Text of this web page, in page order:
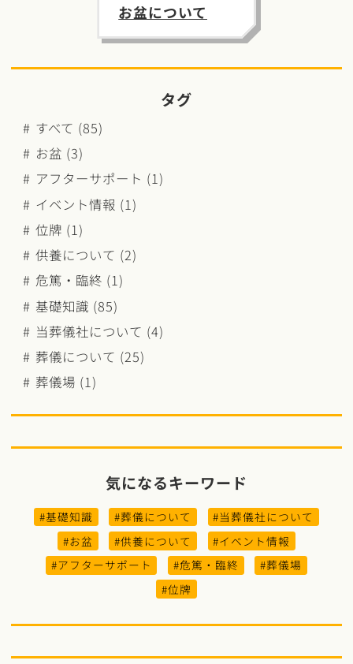
お盆について
タグ
すべて (85)
お盆 (3)
アフターサポート (1)
イベント情報 (1)
位牌 (1)
供養について (2)
危篤・臨終 (1)
基礎知識 (85)
当葬儀社について (4)
葬儀について (25)
葬儀場 (1)
気になるキーワード
#基礎知識 #葬儀について
#当葬儀社について
#お盆
#供養について
#イベント情報
#アフターサポート
#危篤・臨終
#葬儀場
#位牌